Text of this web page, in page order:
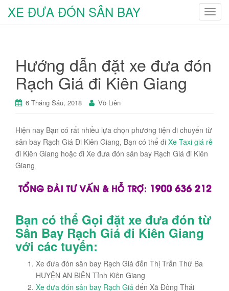
T
e
g
a
n
XE ĐƯA ĐÓN SÂN BAY
Hướng dẫn đặt xe đưa đón
Rạch Giá đi Kiên Giang
6 Tháng Sáu, 2018 Võ Liên
Hiện nay Bạn có rất nhiều lựa chọn phương tiện di chuyển từ
sân bay Rạch Giá Đi Kiên Giang, Bạn có thể đi Xe Taxi giá rẻ
đi Kiên Giang hoặc đi Xe đưa đón sân bay Rạch Giá đi Kiên
Giang
Bạn có thể Gọi đặt xe đưa đón từ
Sân Bay Rạch Giá đi Kiên Giang
với các tuyến:
Xe đưa đón sân bay Rạch Giá đến Thị Trấn Thứ Ba
HUYỆN AN BIÊN Tỉnh Kiên Giang
Xe đưa đón sân bay Rạch Giá đến Xã Đông Thái